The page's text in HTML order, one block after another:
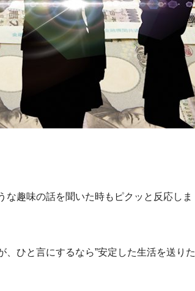
趣味の話を聞いた時もピクッと反応しま
ひと言にするなら”安定した生活を送りた